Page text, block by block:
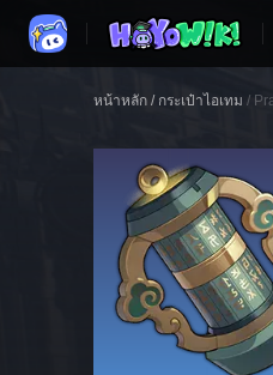
หน้าหลัก / กระเป๋าไอเทม /